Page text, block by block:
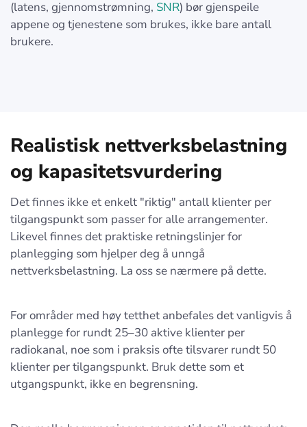
(latens, gjennomstrømning, SNR) bør gjenspeile
appene og tjenestene som brukes, ikke bare antall
brukere.
Realistisk nettverksbelastning
og kapasitetsvurdering
Det finnes ikke et enkelt "riktig" antall klienter per
tilgangspunkt som passer for alle arrangementer.
Likevel finnes det praktiske retningslinjer for
planlegging som hjelper deg å unngå
nettverksbelastning. La oss se nærmere på dette.
For områder med høy tetthet anbefales det vanligvis å
planlegge for rundt 25–30 aktive klienter per
radiokanal, noe som i praksis ofte tilsvarer rundt 50
klienter per tilgangspunkt. Bruk dette som et
utgangspunkt, ikke en begrensning.